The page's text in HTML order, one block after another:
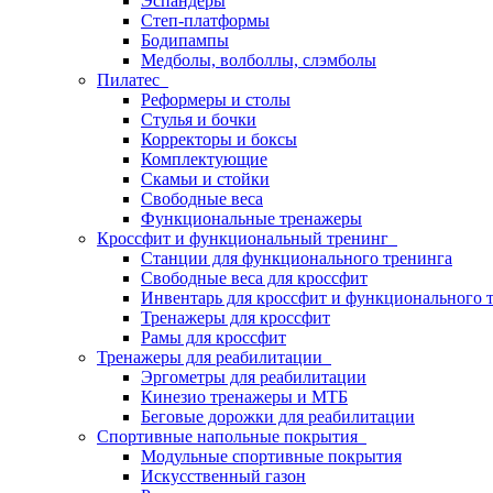
Степ-платформы
Бодипампы
Медболы, волболлы, слэмболы
Пилатес
Реформеры и столы
Стулья и бочки
Корректоры и боксы
Комплектующие
Скамьи и стойки
Свободные веса
Функциональные тренажеры
Кроссфит и функциональный тренинг
Станции для функционального тренинга
Свободные веса для кроссфит
Инвентарь для кроссфит и функционального
Тренажеры для кроссфит
Рамы для кроссфит
Тренажеры для реабилитации
Эргометры для реабилитации
Кинезио тренажеры и МТБ
Беговые дорожки для реабилитации
Спортивные напольные покрытия
Модульные спортивные покрытия
Искусственный газон